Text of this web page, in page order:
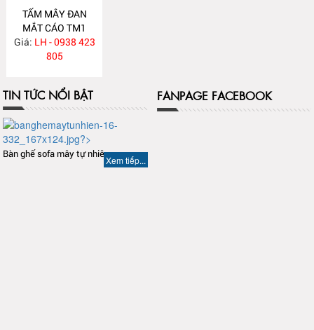
TẤM MÂY ĐAN
MẮT CÁO TM1
Giá: LH - 0938 423
805
TIN TỨC NỔI BẬT
Bàn ghế sofa mây tự nhiên
Xem tiếp...
FANPAGE FACEBOOK